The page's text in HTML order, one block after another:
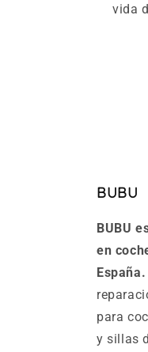
vida
BUBU
BUBU
en
España.
para
y sillas